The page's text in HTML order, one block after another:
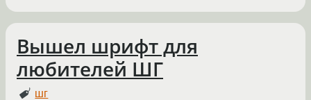
Вышел шрифт для
любителей ШГ
шг